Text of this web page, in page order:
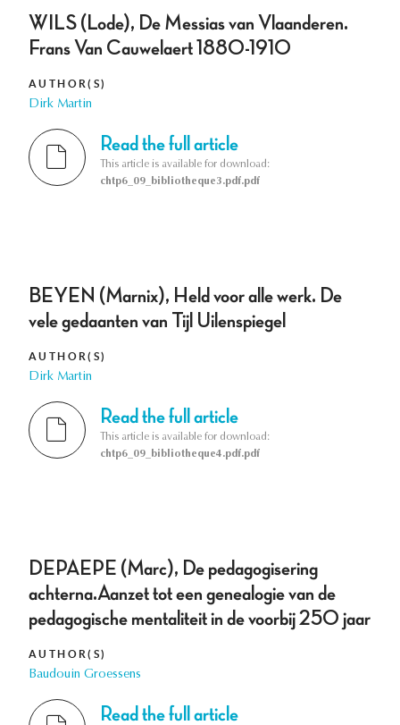
WILS (Lode), De Messias van Vlaanderen.
Frans Van Cauwelaert 1880-1910
AUTHOR(S)
Dirk Martin
Read the full article
This article is available for download:
chtp6_09_bibliotheque3.pdf.pdf
BEYEN (Marnix), Held voor alle werk. De
vele gedaanten van Tijl Uilenspiegel
AUTHOR(S)
Dirk Martin
Read the full article
This article is available for download:
chtp6_09_bibliotheque4.pdf.pdf
DEPAEPE (Marc), De pedagogisering
achterna.Aanzet tot een genealogie van de
pedagogische mentaliteit in de voorbij 250 jaar
AUTHOR(S)
Baudouin Groessens
Read the full article